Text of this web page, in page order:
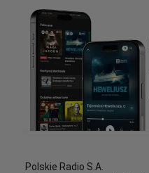
Polskie Radio S.A.